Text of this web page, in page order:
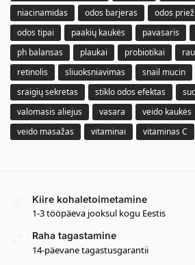
niacinamidas
odos barjeras
odos
odos tipai
paakių kaukės pavasaris
ph balansas
plaukai probiotikai
retinolis
sliuoksniavimas snail mucin
sraigių sekretas
stiklo odos efektas
valomasis aliejus
vasara veido kaukės
veido masažas
vitaminai vitaminas C
Kiire kohaletoimetamine
1-3 tööpäeva jooksul kogu Eestis
Raha tagastamine
14-päevane tagastusgarantii